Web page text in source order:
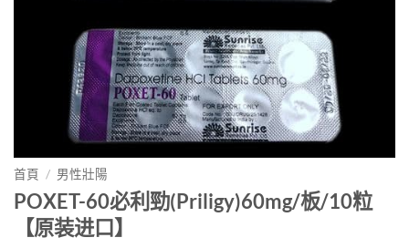
首頁 / 男性壯陽
POXET-60必利勁(Priligy)60mg/板/10粒
【原装进口】